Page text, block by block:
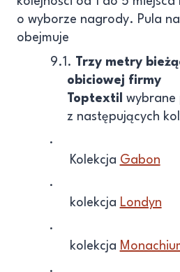
o wyborze nagrody. Pula
obejmuje
9.1. Trzy metry
obiciowej firmy
Toptextil wybrane
z następujących
·
Kolekcja Gabon
·
kolekcja Londyn
·
kolekcja